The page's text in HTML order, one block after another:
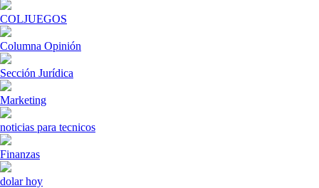
COLJUEGOS
Columna Opinión
Sección Jurídica
Marketing
noticias para tecnicos
Finanzas
dolar hoy